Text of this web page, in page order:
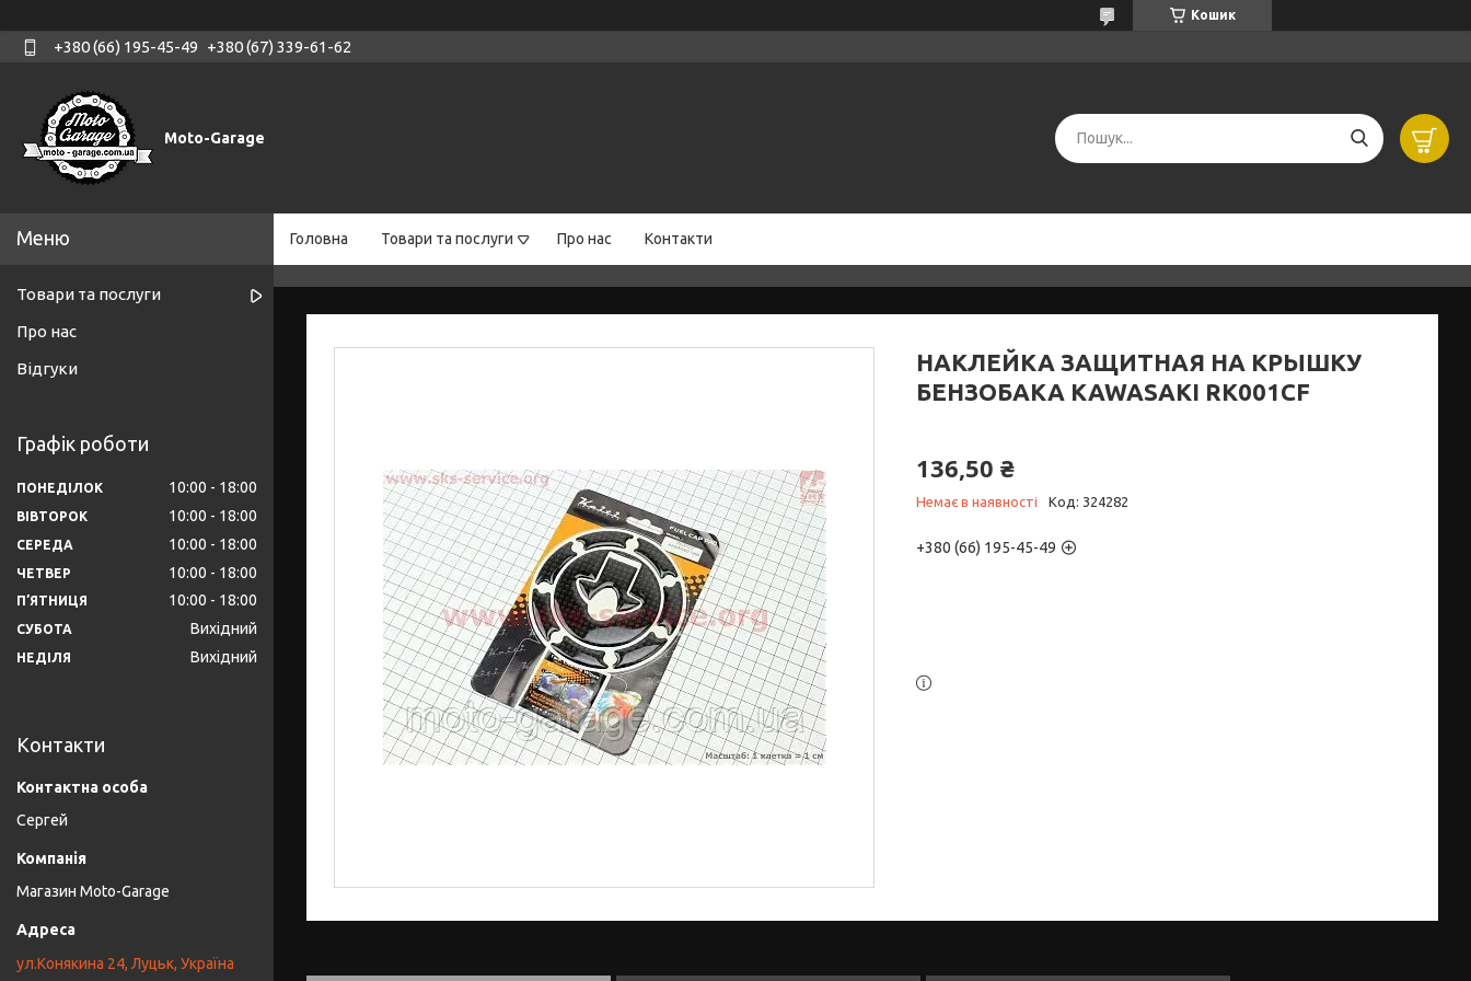
Кошик
+380 (66) 195-45-49 +380 (67) 339-61-62
Moto-Garage
Головна Товари та послуги Про нас Контакти
НАКЛЕЙКА ЗАЩИТНАЯ НА КРЫШКУ
БЕНЗОБАКА KAWASAKI RK001CF
136,50 ₴
Немає в наявності Код: 324282
+380 (66) 195-45-49
Товари та послуги
Про нас
Відгуки
Графік роботи
ПОНЕДІЛОК 10:00 18:00
ВІВТОРОК 10:00 18:00
СЕРЕДА 10:00 18:00
ЧЕТВЕР 10:00 18:00
ПʼЯТНИЦЯ 10:00 18:00
СУБОТА Вихідний
НЕДІЛЯ Вихідний
Контакти
Сергей
Магазин Moto-Garage
ул.Конякина 24, Луцьк, Україна